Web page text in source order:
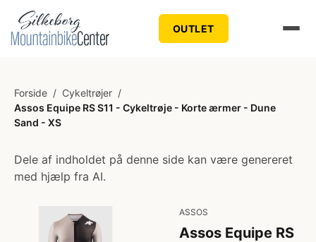
OUTLET
Forside / Cykeltrøjer /
Assos Equipe RS S11 - Cykeltrøje - Korte ærmer - Dune
Sand - XS
Dele af indholdet på denne side kan være genereret
med hjælp fra AI.
ASSOS
Assos Equipe RS